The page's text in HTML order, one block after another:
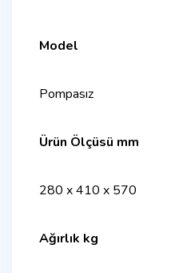
Model
Pompasız
Ürün Ölçüsü mm
280 x 410 x 570
Ağırlık kg